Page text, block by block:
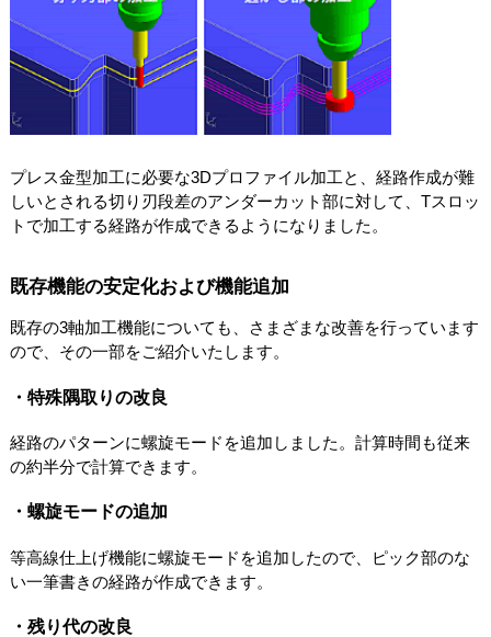
プレス金型加工に必要な3Dプロファイル加工と、経路作成が難
しいとされる切り刃段差のアンダーカット部に対して、Tスロッ
トで加工する経路が作成できるようになりました。
既存機能の安定化および機能追加
既存の3軸加工機能についても、さまざまな改善を行っています
ので、その一部をご紹介いたします。
・特殊隅取りの改良
経路のパターンに螺旋モードを追加しました。計算時間も従来
の約半分で計算できます。
・螺旋モードの追加
等高線仕上げ機能に螺旋モードを追加したので、ピック部のな
い一筆書きの経路が作成できます。
・残り代の改良